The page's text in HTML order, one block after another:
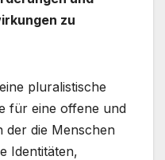
zu
pluralistische
für eine offene und
der die Menschen
Identitäten,